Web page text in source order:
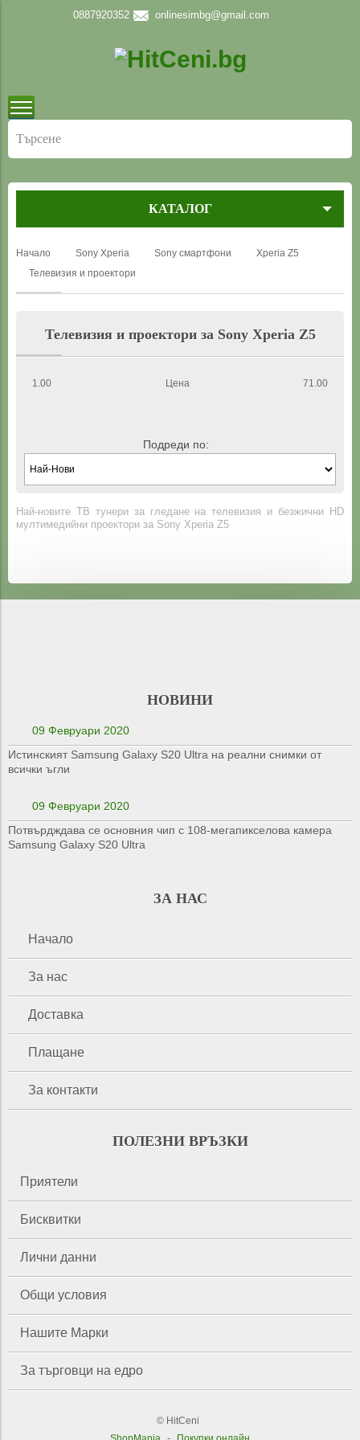
0887920352 onlinesimbg@gmail.com
КАТАЛОГ
Начало Sony Xperia Sony смартфони
Xperia Z5
Телевизия и проектори
Телевизия и проектори за Sony Xperia Z5
1.00 71.00
Цена
Подреди по:
Най-новите ТВ тунери за гледане на телевизия и безжични HD
мултимедийни проектори за Sony Xperia Z5
НОВИНИ
09 Февруари 2020
Истинският Samsung Galaxy S20 Ultra на реални снимки от
всички ъгли
09 Февруари 2020
Потвърдждава се основния чип с 108-мегапикселова камера
Samsung Galaxy S20 Ultra
ЗА НАС
Начало
За нас
Доставка
Плащане
За контакти
ПОЛЕЗНИ ВРЪЗКИ
Приятели
Бисквитки
Лични данни
Общи условия
Нашите Марки
За търговци на едро
© HitCeni